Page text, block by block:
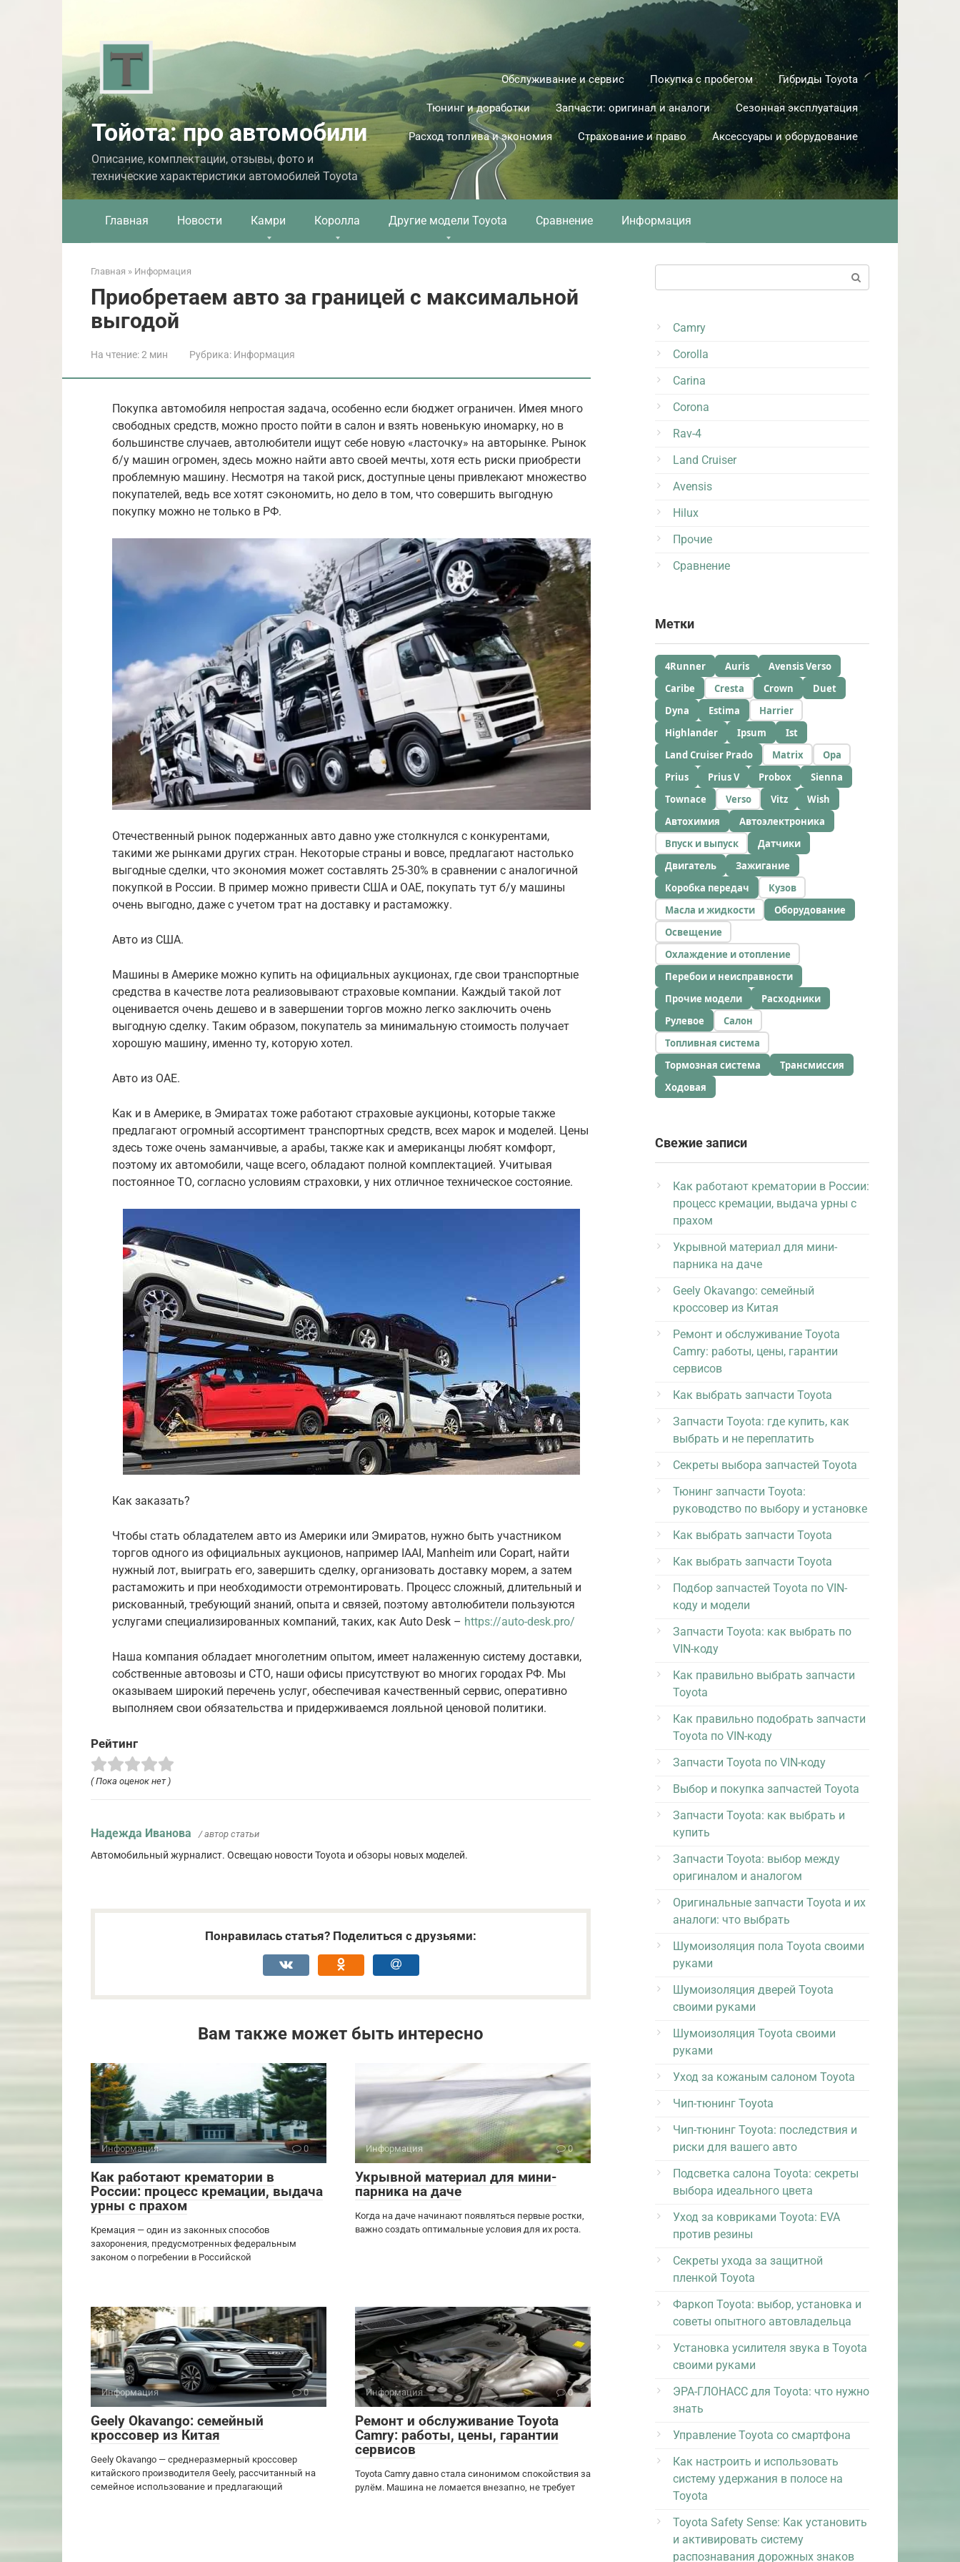
Тойота: про автомобили
Описание, комплектации, отзывы, фото и
технические характеристики автомобилей Toyota
Обслуживание и сервис Покупка с пробегом Гибриды Toyota
Тюнинг и доработки Запчасти: оригинал и аналоги Сезонная эксплуатация
Расход топлива и экономия Страхование и право Аксессуары и оборудование
Главная Новости Камри Королла Другие модели Toyota Сравнение Информация
Главная » Информация
Приобретаем авто за границей с максимальной
выгодой
На чтение:2 мин Рубрика: Информация
Покупка автомобиля непростая задача, особенно если бюджет ограничен. Имея много
свободных средств, можно просто пойти в салон и взять новенькую иномарку, но в
большинстве случаев, автолюбители ищут себе новую «ласточку» на авторынке. Рынок
б/у машин огромен, здесь можно найти авто своей мечты, хотя есть риски приобрести
проблемную машину. Несмотря на такой риск, доступные цены привлекают множество
покупателей, ведь все хотят сэкономить, но дело в том, что совершить выгодную
покупку можно не только в РФ.
Отечественный рынок подержанных авто давно уже столкнулся с конкурентами,
такими же рынками других стран. Некоторые страны и вовсе, предлагают настолько
выгодные сделки, что экономия может составлять 25-30% в сравнении с аналогичной
покупкой в России. В пример можно привести США и ОАЕ, покупать тут б/у машины
очень выгодно, даже с учетом трат на доставку и растаможку.
Авто из США.
Машины в Америке можно купить на официальных аукционах, где свои транспортные
средства в качестве лота реализовывают страховые компании. Каждый такой лот
оценивается очень дешево и в завершении торгов можно легко заключить очень
выгодную сделку. Таким образом, покупатель за минимальную стоимость получает
хорошую машину, именно ту, которую хотел.
Авто из ОАЕ.
Как и в Америке, в Эмиратах тоже работают страховые аукционы, которые также
предлагают огромный ассортимент транспортных средств, всех марок и моделей. Цены
здесь тоже очень заманчивые, а арабы, также как и американцы любят комфорт,
поэтому их автомобили, чаще всего, обладают полной комплектацией. Учитывая
постоянное ТО, согласно условиям страховки, у них отличное техническое состояние.
Как заказать?
Чтобы стать обладателем авто из Америки или Эмиратов, нужно быть участником
торгов одного из официальных аукционов, например IAAI, Manheim или Copart, найти
нужный лот, выиграть его, завершить сделку, организовать доставку морем, а затем
растаможить и при необходимости отремонтировать. Процесс сложный, длительный и
рискованный, требующий знаний, опыта и связей, поэтому автолюбители пользуются
услугами специализированных компаний, таких, как Auto Desk – https://auto-desk.pro/
Наша компания обладает многолетним опытом, имеет налаженную систему доставки,
собственные автовозы и СТО, наши офисы присутствуют во многих городах РФ. Мы
оказываем широкий перечень услуг, обеспечивая качественный сервис, оперативно
выполняем свои обязательства и придерживаемся лояльной ценовой политики.
Рейтинг
( Пока оценок нет )
Надежда Иванова / автор статьи
Автомобильный журналист. Освещаю новости Toyota и обзоры новых моделей.
Понравилась статья? Поделиться с друзьями:
Вам также может быть интересно
Информация 0
Как работают крематории в
России: процесс кремации, выдача
урны с прахом
Кремация — один из законных способов
захоронения, предусмотренных федеральным
законом о погребении в Российской
Информация 0
Укрывной материал для мини-
парника на даче
Когда на даче начинают появляться первые ростки,
важно создать оптимальные условия для их роста.
Информация 0
Geely Okavango: семейный
кроссовер из Китая
Geely Okavango — среднеразмерный кроссовер
китайского производителя Geely, рассчитанный на
семейное использование и предлагающий
Информация 0
Ремонт и обслуживание Toyota
Camry: работы, цены, гарантии
сервисов
Toyota Camry давно стала синонимом спокойствия за
рулём. Машина не ломается внезапно, не требует
Camry
Corolla
Carina
Corona
Rav-4
Land Cruiser
Avensis
Hilux
Прочие
Сравнение
Метки
4Runner Auris
Avensis Verso
Caribe
Cresta Crown
Duet
Dyna
Estima
Harrier
Highlander
Ipsum
Ist
Land Cruiser Prado
Matrix
Opa
Prius
Prius V Probox
Sienna
Townace
Verso Vitz
Wish
Автохимия
Автоэлектроника
Впуск и выпуск
Датчики
Двигатель
Зажигание
Коробка передач
Кузов
Масла и жидкости
Оборудование
Освещение
Охлаждение и отопление
Перебои и неисправности
Прочие модели
Расходники
Рулевое
Салон
Топливная система
Тормозная система
Трансмиссия
Ходовая
Свежие записи
Как работают крематории в России:
процесс кремации, выдача урны с
прахом
Укрывной материал для мини-
парника на даче
Geely Okavango: семейный
кроссовер из Китая
Ремонт и обслуживание Toyota
Camry: работы, цены, гарантии
сервисов
Как выбрать запчасти Toyota
Запчасти Toyota: где купить, как
выбрать и не переплатить
Секреты выбора запчастей Toyota
Тюнинг запчасти Toyota:
руководство по выбору и установке
Как выбрать запчасти Toyota
Как выбрать запчасти Toyota
Подбор запчастей Toyota по VIN-
коду и модели
Запчасти Toyota: как выбрать по
VIN-коду
Как правильно выбрать запчасти
Toyota
Как правильно подобрать запчасти
Toyota по VIN-коду
Запчасти Toyota по VIN-коду
Выбор и покупка запчастей Toyota
Запчасти Toyota: как выбрать и
купить
Запчасти Toyota: выбор между
оригиналом и аналогом
Оригинальные запчасти Toyota и их
аналоги: что выбрать
Шумоизоляция пола Toyota своими
руками
Шумоизоляция дверей Toyota
своими руками
Шумоизоляция Toyota своими
руками
Уход за кожаным салоном Toyota
Чип-тюнинг Toyota
Чип-тюнинг Toyota: последствия и
риски для вашего авто
Подсветка салона Toyota: секреты
выбора идеального цвета
Уход за ковриками Toyota: EVA
против резины
Секреты ухода за защитной
пленкой Toyota
Фаркоп Toyota: выбор, установка и
советы опытного автовладельца
Установка усилителя звука в Toyota
своими руками
ЭРА-ГЛОНАСС для Toyota: что нужно
знать
Управление Toyota со смартфона
Как настроить и использовать
систему удержания в полосе на
Toyota
Toyota Safety Sense: Как установить
и активировать систему
распознавания дорожных знаков